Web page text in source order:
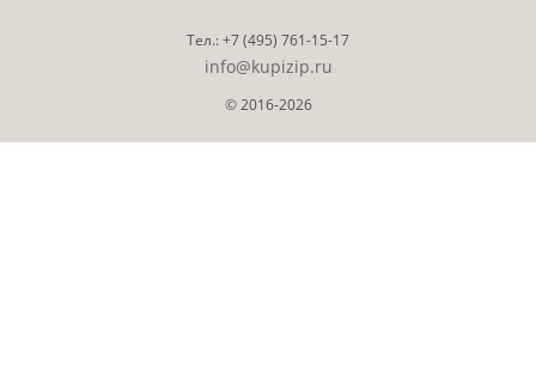
Тел.:+7 (495) 761-15-17
info@kupizip.ru
© 2016-2026